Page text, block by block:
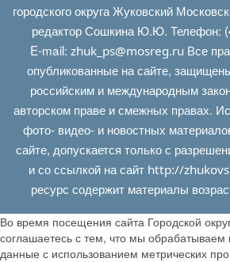
городского округа Жуковский
редактор Сошкина Ю.Ю. Телефон:
E‑mail: zhuk_ps@mosreg.ruВсе
опубликованные на сайте,
российским и международным
авторском праве и смежных правах.
фото- видео- и новостных
сайте, допускается только с
и со ссылкой на сайт http://
ресурс содержит материалы
Во время посещения сайта Городской
соглашаетесь с тем, что мы
данные с использованием метрических